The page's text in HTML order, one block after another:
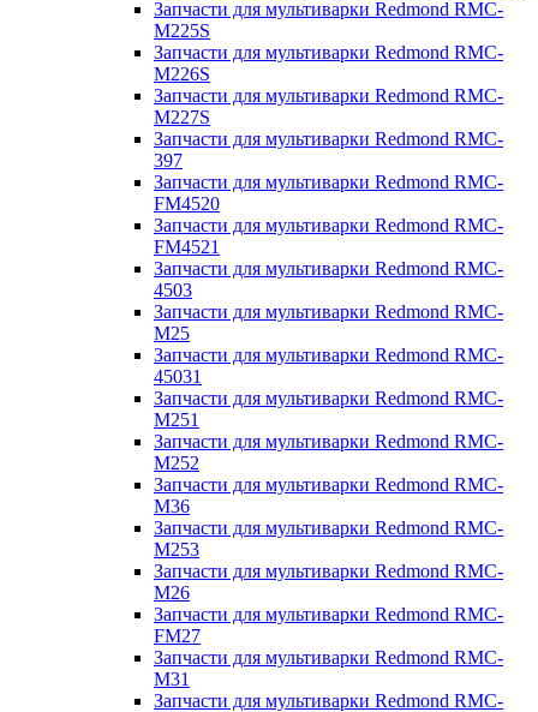
Запчасти для мультиварки Redmond RMC-
M225S
Запчасти для мультиварки Redmond RMC-
M226S
Запчасти для мультиварки Redmond RMC-
M227S
Запчасти для мультиварки Redmond RMC-
397
Запчасти для мультиварки Redmond RMC-
FM4520
Запчасти для мультиварки Redmond RMC-
FM4521
Запчасти для мультиварки Redmond RMC-
4503
Запчасти для мультиварки Redmond RMC-
M25
Запчасти для мультиварки Redmond RMC-
45031
Запчасти для мультиварки Redmond RMC-
M251
Запчасти для мультиварки Redmond RMC-
M252
Запчасти для мультиварки Redmond RMC-
M36
Запчасти для мультиварки Redmond RMC-
M253
Запчасти для мультиварки Redmond RMC-
M26
Запчасти для мультиварки Redmond RMC-
FM27
Запчасти для мультиварки Redmond RMC-
M31
Запчасти для мультиварки Redmond RMC-